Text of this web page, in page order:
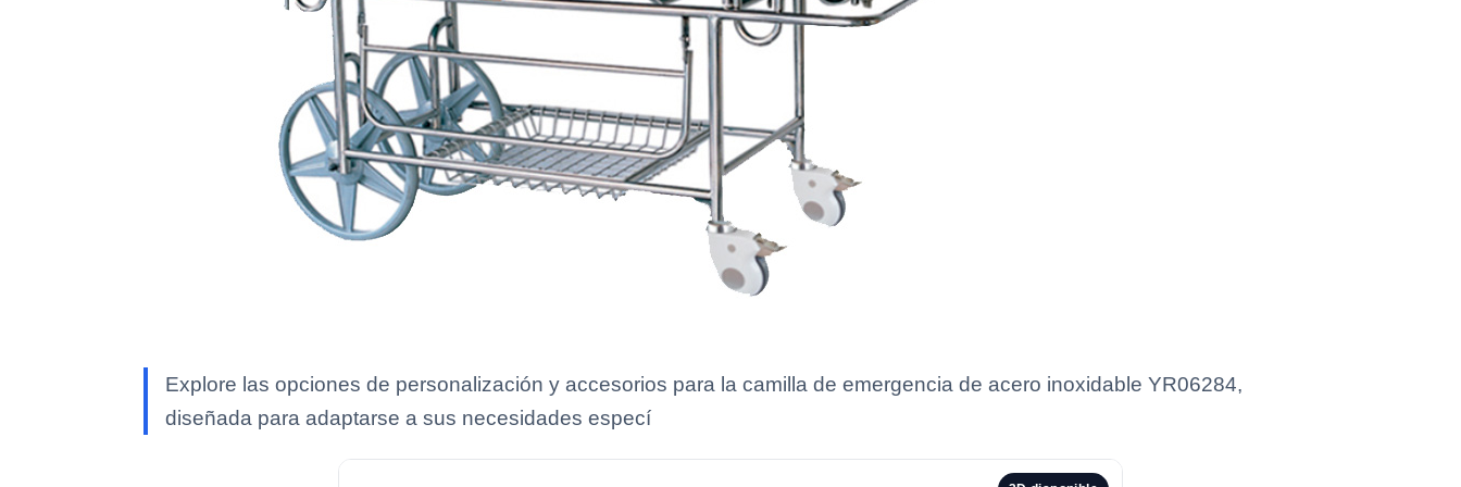
Explore las opciones de personalización y accesorios para la camilla de emergencia de acero inoxidable YR06284,
diseñada para adaptarse a sus necesidades especí